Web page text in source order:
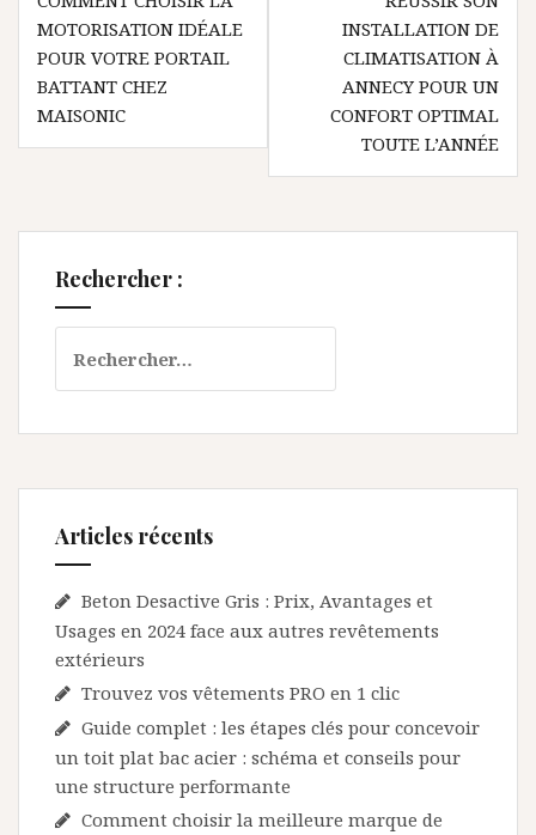
de
l’article
MOTORISATION IDÉALE
POUR VOTRE PORTAIL
BATTANT CHEZ
MAISONIC
INSTALLATION DE
CLIMATISATION À
ANNECY POUR UN
CONFORT OPTIMAL
TOUTE L’ANNÉE
Rechercher :
Articles récents
Beton Desactive Gris : Prix, Avantages et
Usages en 2024 face aux autres revêtements
extérieurs
Trouvez vos vêtements PRO en 1 clic
Guide complet : les étapes clés pour concevoir
un toit plat bac acier : schéma et conseils pour
une structure performante
Comment choisir la meilleure marque de